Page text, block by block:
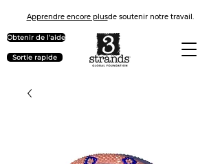
Apprendre encore plusde soutenir notre travail.
Obtenir de l'aide
Sortie rapide